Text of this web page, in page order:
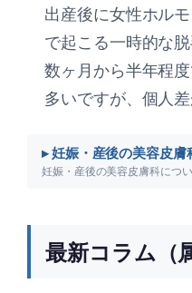
出産後に女性ホル
で起こる一時的な
数ヶ月から半年程
多いですが、個人差
▸ 妊娠・産後の美容皮膚
最新コラム（